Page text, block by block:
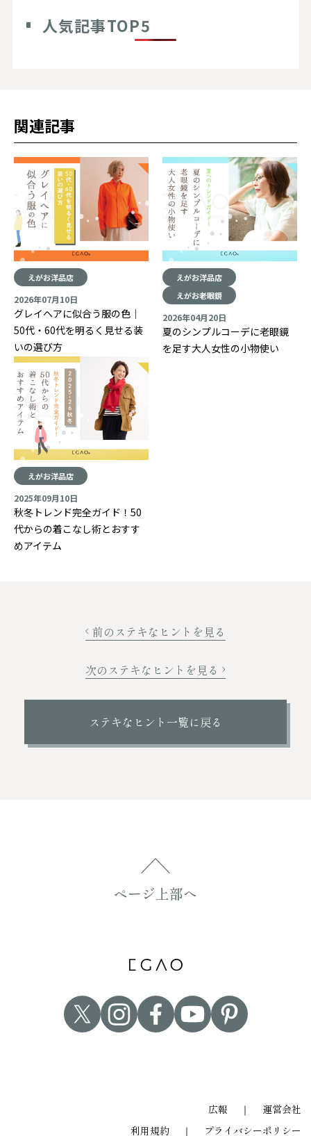
人気記事TOP5
関連記事
えがお洋品店
2026年07月10日
グレイヘアに似合う服の色｜
50代・60代を明るく見せる装
いの選び方
えがお洋品店
えがお老眼鏡
2026年04月20日
夏のシンプルコーデに老眼鏡
を足す大人女性の小物使い
えがお洋品店
2025年09月10日
秋冬トレンド完全ガイド！50
代からの着こなし術とおすす
めアイテム
前のステキなヒントを見る
次のステキなヒントを見る
ステキなヒント一覧に戻る
ページ上部へ
広報 ｜
運営会社
利用規約
｜ プライバシーポリシー